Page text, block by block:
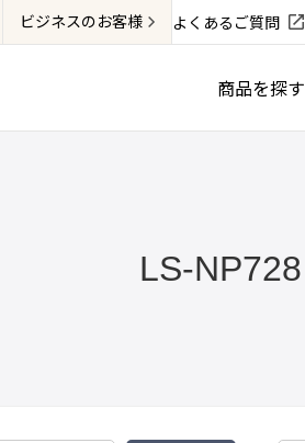
ビジネスのお客様 よくあるご質問
商品を探す
LS-NP728